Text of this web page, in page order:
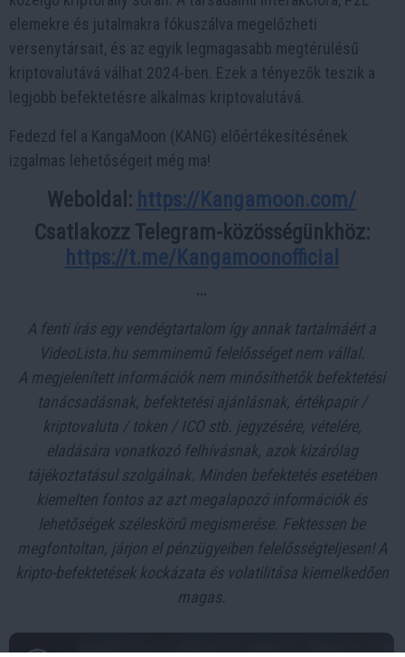
elemekre és jutalmakra fókuszálva megelőzheti
versenytársait, és az egyik legmagasabb megtérülésű
kriptovalutává válhat 2024-ben. Ezek a tényezők teszik a
legjobb befektetésre alkalmas kriptovalutává.
Fedezd fel a KangaMoon (KANG) előértékesítésének
izgalmas lehetőségeit még ma!
Weboldal: https://Kangamoon.com/
Csatlakozz Telegram-közösségünkhöz:
https://t.me/Kangamoonofficial
...
A fenti írás egy vendégtartalom így annak tartalmáért a
VideoLista.hu semminemű felelősséget nem vállal.
A megjelenített információk nem minősíthetők befektetési
tanácsadásnak, befektetési ajánlásnak, értékpapír /
kriptovaluta / token / ICO stb. jegyzésére, vételére,
eladására vonatkozó felhívásnak, azok kizárólag
tájékoztatásul szolgálnak. Minden befektetés esetében
kiemelten fontos az azt megalapozó információk és
lehetőségek széleskörű megismerése. Fektessen be
megfontoltan, járjon el pénzügyeiben felelősségteljesen! A
kripto-befektetések kockázata és volatilitása kiemelkedően
magas.